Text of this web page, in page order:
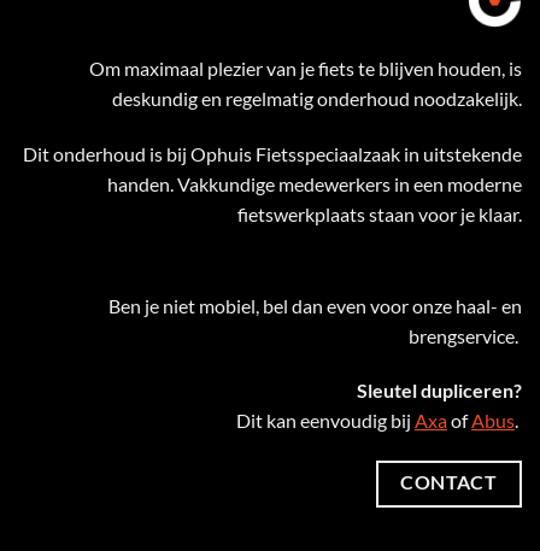
Om maximaal plezier van je fiets te blijven houden, is
deskundig en regelmatig onderhoud noodzakelijk.
Dit onderhoud is bij Ophuis Fietsspeciaalzaak in uitstekende
handen. Vakkundige medewerkers in een moderne
fietswerkplaats staan voor je klaar.
Ben je niet mobiel, bel dan even voor onze haal- en
brengservice.
Sleutel dupliceren?
Dit kan eenvoudig bij AxaofAbus.
CONTACT